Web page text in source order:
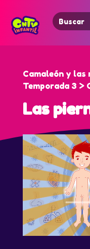
Search
for:
Camaleón y las
Temporada 3 >
Las